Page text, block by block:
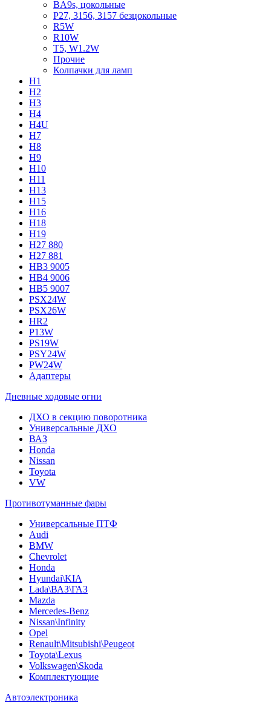
BA9s, цокольные
P27, 3156, 3157 безцокольные
R5W
R10W
T5, W1.2W
Прочие
Колпачки для ламп
H1
H2
H3
H4
H4U
H7
H8
H9
H10
H11
H13
H15
H16
H18
H19
H27 880
H27 881
HB3 9005
HB4 9006
HB5 9007
PSX24W
PSX26W
HR2
P13W
PS19W
PSY24W
PW24W
Адаптеры
Дневные ходовые огни
ДХО в секцию поворотника
Универсальные ДХО
ВАЗ
Honda
Nissan
Toyota
VW
Противотуманные фары
Универсальные ПТФ
Audi
BMW
Chevrolet
Honda
Hyundai\KIA
Lada\ВАЗ\ГАЗ
Mazda
Mercedes-Benz
Nissan\Infinity
Opel
Renault\Mitsubishi\Peugeot
Toyota\Lexus
Volkswagen\Skoda
Комплектующие
Автоэлектроника